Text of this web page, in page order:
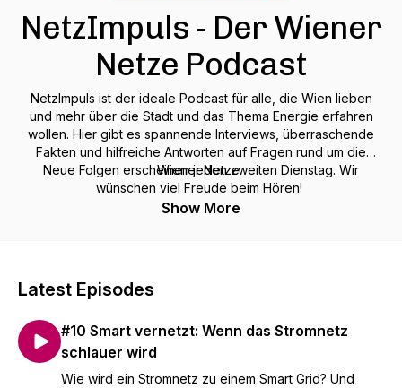
NetzImpuls - Der Wiener
Netze Podcast
NetzImpuls ist der ideale Podcast für alle, die Wien lieben
und mehr über die Stadt und das Thema Energie erfahren
wollen. Hier gibt es spannende Interviews, überraschende
Fakten und hilfreiche Antworten auf Fragen rund um die
Wiener Netze.
Neue Folgen erscheinen jeden zweiten Dienstag. Wir
wünschen viel Freude beim Hören!
Show More
Latest Episodes
#10 Smart vernetzt: Wenn das Stromnetz
schlauer wird
Wie wird ein Stromnetz zu einem Smart Grid? Und